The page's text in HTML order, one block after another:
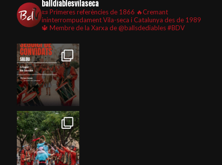
balldiablesvilaseca
📜 Primeres referències de 1866 🔥Cremant
ininterrompudament Vila-seca i Catalunya des de 1989
🔱 Membre de la Xarxa de @ballsdediables#BDV